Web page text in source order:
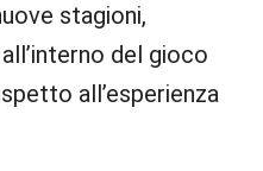
stagioni,
del gioco
all’esperienza